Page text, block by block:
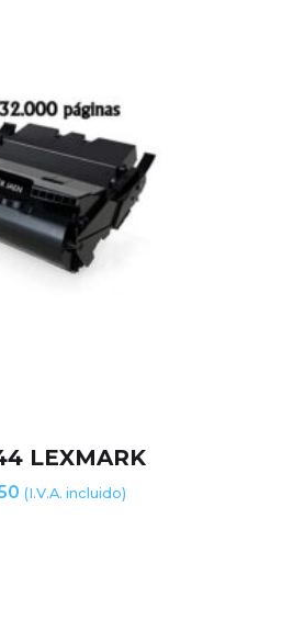
LEXMARK
(I.V.A. incluido)